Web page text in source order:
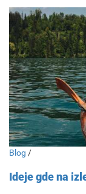
Blog /
Ideje gde na